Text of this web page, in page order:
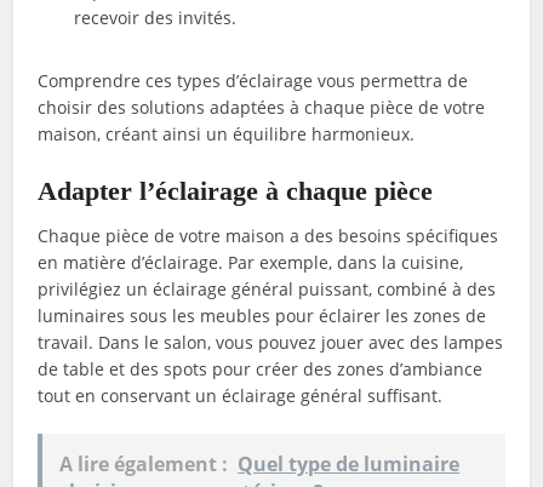
recevoir des invités.
Comprendre ces types d’éclairage vous permettra de
choisir des solutions adaptées à chaque pièce de votre
maison, créant ainsi un équilibre harmonieux.
Adapter l’éclairage à chaque pièce
Chaque pièce de votre maison a des besoins spécifiques
en matière d’éclairage. Par exemple, dans la cuisine,
privilégiez un éclairage général puissant, combiné à des
luminaires sous les meubles pour éclairer les zones de
travail. Dans le salon, vous pouvez jouer avec des lampes
de table et des spots pour créer des zones d’ambiance
tout en conservant un éclairage général suffisant.
A lire également : Quel type de luminaire